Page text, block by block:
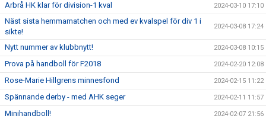
Arbrå HK klar för division-1 kval 2024-03-10 17:10
Näst sista hemmamatchen och med ev kvalspel för div 1 i
sikte!
2024-03-08 17:24
Nytt nummer av klubbnytt! 2024-03-08 10:15
Prova på handboll för F2018 2024-02-20 12:08
Rose-Marie Hillgrens minnesfond 2024-02-15 11:22
Spännande derby - med AHK seger 2024-02-11 11:57
Minihandboll! 2024-02-07 21:56